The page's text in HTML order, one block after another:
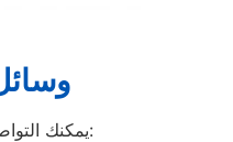
يمكنك التواصل معنا بسهولة عبر: